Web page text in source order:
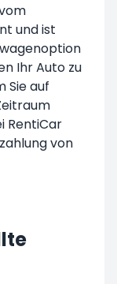
und ist
Ihr Auto zu
Sie auf
RentiCar
von